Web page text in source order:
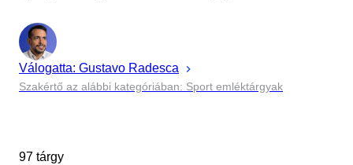
Válogatta: Gustavo Radesca
Szakértő az alábbi kategóriában: Sport emléktárgyak
97 tárgy